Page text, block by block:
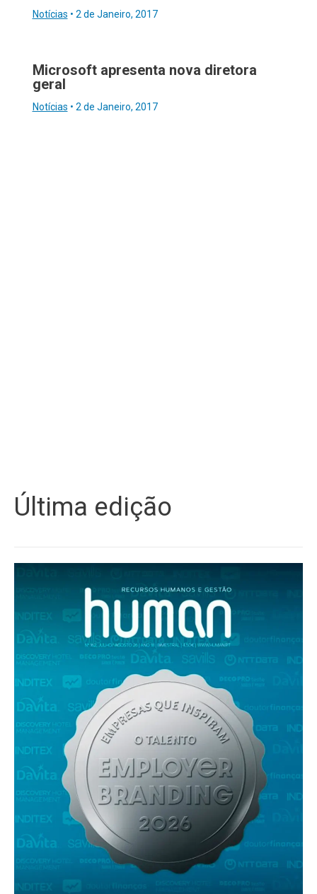
Notícias • 2 de Janeiro, 2017
Microsoft apresenta nova diretora
geral
Notícias • 2 de Janeiro, 2017
Última edição